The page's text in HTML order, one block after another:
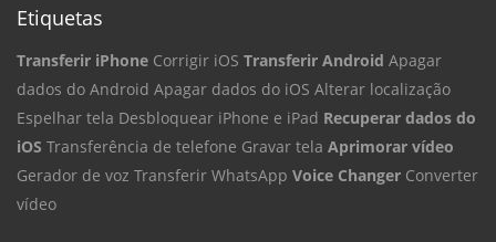
Etiquetas
Transferir iPhone Corrigir iOS Transferir Android Apagar
dados do Android Apagar dados do iOS Alterar localização
Espelhar tela Desbloquear iPhone e iPad Recuperar dados do
iOS Transferência de telefone Gravar tela Aprimorar vídeo
Gerador de voz Transferir WhatsApp Voice Changer Converter
vídeo